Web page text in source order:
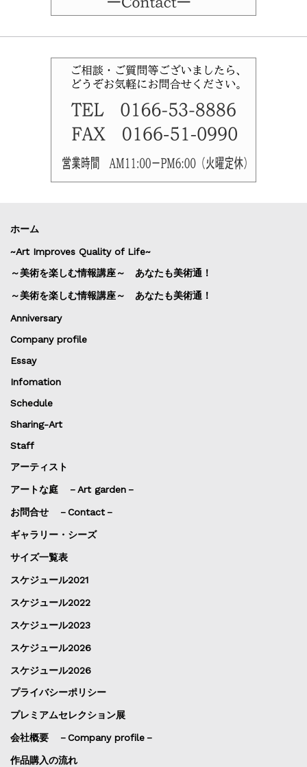
ホーム
~Art Improves Quality of Life~
～美術を楽しむ情報講座～ あなたも美術通！
～美術を楽しむ情報講座～ あなたも美術通！
Anniversary
Company profile
Essay
Infomation
Schedule
Sharing-Art
Staff
アーティスト
アートな庭 －Art garden－
お問合せ －Contact－
ギャラリー・シーズ
サイズ一覧表
スケジュール2021
スケジュール2022
スケジュール2023
スケジュール2026
スケジュール2026
プライバシーポリシー
プレミアムセレクション展
会社概要 －Company profile－
作品購入の流れ